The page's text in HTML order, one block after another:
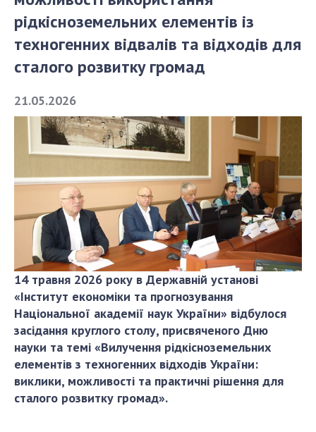
СТРУКТУРА
Президія НАН України
Апарат Президії
Секція фізико-технічних і математичних
наук
Секція хімічних і біологічних наук
Секція суспільних і гуманітарних наук
Установи при Президії
Ради, комітети та комісії
Наукові центри МОН та НАН України
Громадські організації
ДІЯЛЬНІСТЬ
Засідання Президії НАН України
Сесії Загальних зборів НАН України
рідкісноземельних елементів із
техногенних відвалів та відходів для
сталого розвитку громад
21.05.2026
14 травня 2026 року в Державній установі
«Інститут економіки та прогнозування
Національної академії наук України» відбулося
засідання круглого столу, присвяченого Дню
науки та темі «Вилучення рідкісноземельних
елементів з техногенних відходів України:
виклики, можливості та практичні рішення для
сталого розвитку громад».